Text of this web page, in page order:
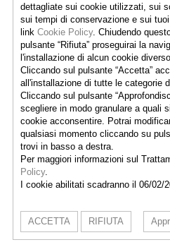
dettagliate sui cookie utilizzati, sui
sui tempi di conservazione e sui
link Cookie Policy. Chiudendo
pulsante “Rifiuta” proseguirai la
l'installazione di alcun cookie
Cliccando sul pulsante “Accetta”
all'installazione di tutte le categorie
Cliccando sul pulsante
scegliere in modo granulare a quali
cookie acconsentire. Potrai
qualsiasi momento cliccando su
trovi in basso a destra.
Per maggiori informazioni sul
Policy.
I cookie abilitati scadranno il 06/02/
ACCETTA RIFIUTA